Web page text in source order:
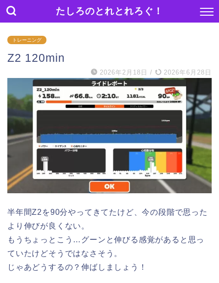
たしろのとれとれろぐ！
トレーニング
Z2 120min
2026年2月18日 / 2026年6月28日
半年間Z2を90分やってきてたけど、今の段階で思った
より伸びが良くない。
もうちょっとこう…グーンと伸びる感覚があると思っ
ていたけどそうではなさそう。
じゃあどうするの？伸ばしましょう！